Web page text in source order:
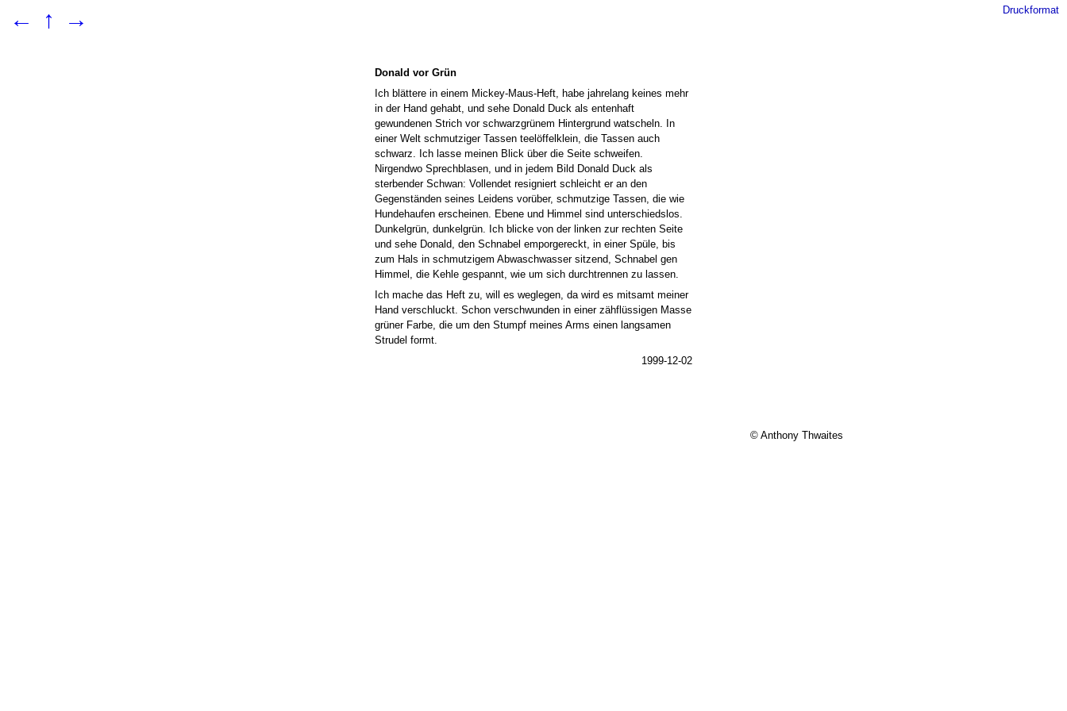
← ↑ → Druckformat
Donald vor Grün
Ich blättere in einem Mickey-Maus-Heft, habe jahrelang keines mehr
in der Hand gehabt, und sehe Donald Duck als entenhaft
gewundenen Strich vor schwarzgrünem Hintergrund watscheln. In
einer Welt schmutziger Tassen teelöffelklein, die Tassen auch
schwarz. Ich lasse meinen Blick über die Seite schweifen.
Nirgendwo Sprechblasen, und in jedem Bild Donald Duck als
sterbender Schwan: Vollendet resigniert schleicht er an den
Gegenständen seines Leidens vorüber, schmutzige Tassen, die wie
Hundehaufen erscheinen. Ebene und Himmel sind unterschiedslos.
Dunkelgrün, dunkelgrün. Ich blicke von der linken zur rechten Seite
und sehe Donald, den Schnabel emporgereckt, in einer Spüle, bis
zum Hals in schmutzigem Abwaschwasser sitzend, Schnabel gen
Himmel, die Kehle gespannt, wie um sich durchtrennen zu lassen.
Ich mache das Heft zu, will es weglegen, da wird es mitsamt meiner
Hand verschluckt. Schon verschwunden in einer zähflüssigen Masse
grüner Farbe, die um den Stumpf meines Arms einen langsamen
Strudel formt.
1999-12-02
© Anthony Thwaites